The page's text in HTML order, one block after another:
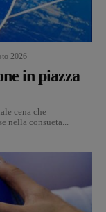
2026
in piazza
cena che
nella consueta...